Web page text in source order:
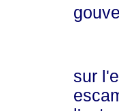
Les
sur